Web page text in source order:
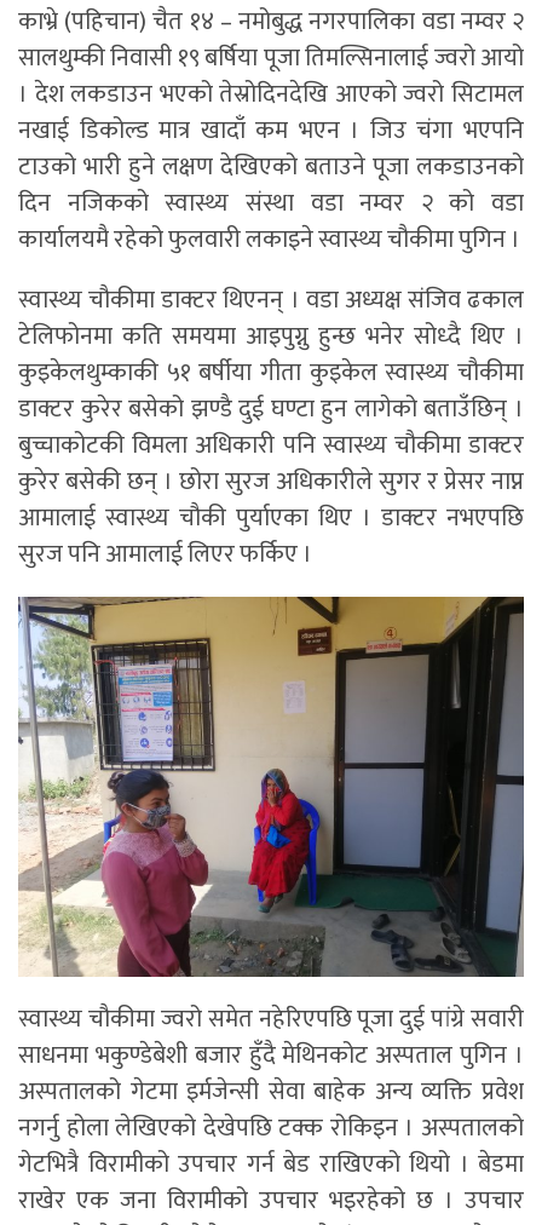
काभ्रे (पहिचान) चैत १४ – नमोबुद्ध नगरपालिका वडा नम्वर २
सालथुम्की निवासी १९ बर्षिया पूजा तिमल्सिनालाई ज्वरो आयो
। देश लकडाउन भएको तेस्रोदिनदेखि आएको ज्वरो सिटामल
नखाई डिकोल्ड मात्र खादाँ कम भएन । जिउ चंगा भएपनि
टाउको भारी हुने लक्षण देखिएको बताउने पूजा लकडाउनको
दिन नजिकको स्वास्थ्य संस्था वडा नम्वर २ को वडा
कार्यालयमै रहेको फुलवारी लकाइने स्वास्थ्य चौकीमा पुगिन ।
स्वास्थ्य चौकीमा डाक्टर थिएनन् । वडा अध्यक्ष संजिव ढकाल
टेलिफोनमा कति समयमा आइपुग्नु हुन्छ भनेर सोध्दै थिए ।
कुइकेलथुम्काकी ५१ बर्षीया गीता कुइकेल स्वास्थ्य चौकीमा
डाक्टर कुरेर बसेको झण्डै दुई घण्टा हुन लागेको बताउँछिन् ।
बुच्चाकोटकी विमला अधिकारी पनि स्वास्थ्य चौकीमा डाक्टर
कुरेर बसेकी छन् । छोरा सुरज अधिकारीले सुगर र प्रेसर नाप्न
आमालाई स्वास्थ्य चौकी पुर्याएका थिए । डाक्टर नभएपछि
सुरज पनि आमालाई लिएर फर्किए ।
स्वास्थ्य चौकीमा ज्वरो समेत नहेरिएपछि पूजा दुई पांग्रे सवारी
साधनमा भकुण्डेबेशी बजार हुँदै मेथिनकोट अस्पताल पुगिन ।
अस्पतालको गेटमा इर्मजेन्सी सेवा बाहेक अन्य व्यक्ति प्रवेश
नगर्नु होला लेखिएको देखेपछि टक्क रोकिइन । अस्पतालको
गेटभित्रै विरामीको उपचार गर्न बेड राखिएको थियो । बेडमा
राखेर एक जना विरामीको उपचार भइरहेको छ । उपचार